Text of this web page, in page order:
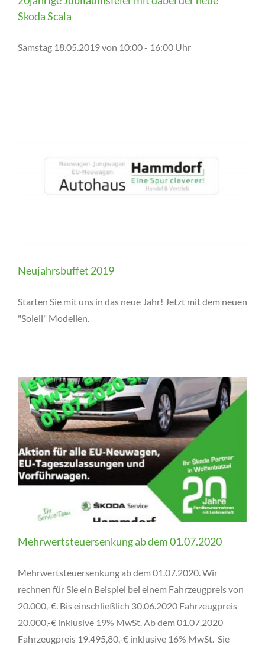
Skoda Scala
Samstag 18.05.2019 von 10:00 - 16:00 Uhr
Neujahrsbuffet 2019
Starten Sie mit uns in das neue Jahr! Jetzt mit dem neuen
"Soleil" Modellen.
Mehrwertsteuersenkung ab dem 01.07.2020
Mehrwertsteuersenkung ab dem 01.07.2020. Wir
rechnen für Sie ein Beispiel bei einem Fahrzeugpreis von
20.000,-€. Bis einschließlich 30.06.2020 Fahrzeugpreis
20.000,-€ inklusive 19% MwSt. Ab dem 01.07.2020
Fahrzeugpreis 19.495,80,-€ inklusive 16% MwSt. Sie